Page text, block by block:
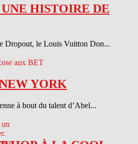
HISTOIRE DE
Dropout, le Louis Vuitton Don...
YORK
à bout du talent d’Abel...